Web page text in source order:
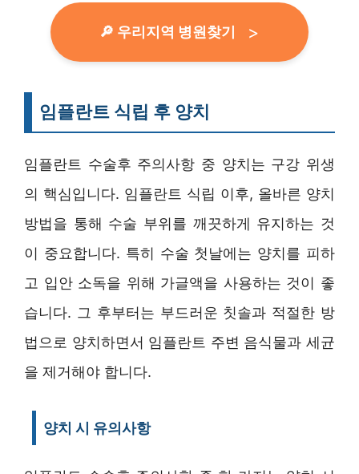
🔎 우리지역 병원찾기
임플란트 식립 후 양치
임플란트 수술후 주의사항 중 양치는 구강 위생
의 핵심입니다. 임플란트 식립 이후, 올바른 양치
방법을 통해 수술 부위를 깨끗하게 유지하는 것
이 중요합니다. 특히 수술 첫날에는 양치를 피하
고 입안 소독을 위해 가글액을 사용하는 것이 좋
습니다. 그 후부터는 부드러운 칫솔과 적절한 방
법으로 양치하면서 임플란트 주변 음식물과 세균
을 제거해야 합니다.
양치 시 유의사항